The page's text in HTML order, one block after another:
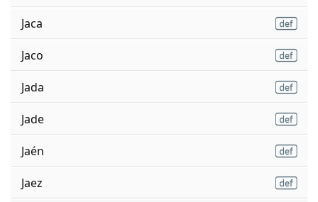
Jaca
Jaco
Jada
Jade
Jaén
Jaez